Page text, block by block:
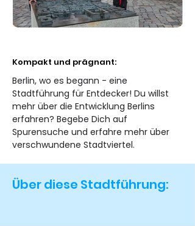
Kompakt und prägnant:
Berlin, wo es begann - eine
Stadtführung für Entdecker! Du willst
mehr über die Entwicklung Berlins
erfahren? Begebe Dich auf
Spurensuche und erfahre mehr über
verschwundene Stadtviertel.
Über diese Stadtführung: